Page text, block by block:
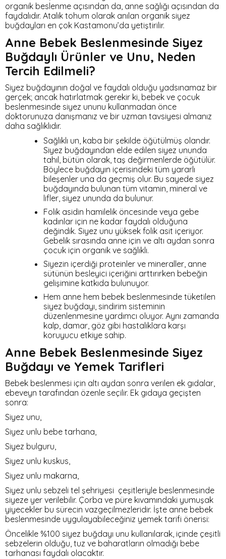
organik beslenme açısından da, anne sağlığı açısından da
faydalıdır. Atalık tohum olarak anılan organik siyez
buğdayları en çok Kastamonu’da yetiştirilir.
Anne Bebek Beslenmesinde Siyez
Buğdaylı Ürünler ve Unu, Neden
Tercih Edilmeli?
Siyez buğdayının doğal ve faydalı olduğu yadsınamaz bir
gerçek; ancak hatırlatmak gerekir ki, bebek ve çocuk
beslenmesinde siyez ununu kullanmadan önce
doktorunuza danışmanız ve bir uzman tavsiyesi almanız
daha sağlıklıdır.
Sağlıklı un, kaba bir şekilde öğütülmüş olandır.
Siyez buğdayından elde edilen siyez ununda
tahıl, bütün olarak, taş değirmenlerde öğütülür.
Böylece buğdayın içerisindeki tüm yararlı
bileşenler una da geçmiş olur. Bu sayede siyez
buğdayında bulunan tüm vitamin, mineral ve
lifler, siyez ununda da bulunur.
Folik asidin hamilelik öncesinde veya gebe
kadınlar için ne kadar faydalı olduğuna
değindik. Siyez unu yüksek folik asit içeriyor.
Gebelik sırasında anne için ve altı aydan sonra
çocuk için organik ve sağlıklı.
Siyezin içerdiği proteinler ve mineraller, anne
sütünün besleyici içeriğini arttırırken bebeğin
gelişimine katkıda bulunuyor.
Hem anne hem bebek beslenmesinde tüketilen
siyez buğdayı, sindirim sisteminin
düzenlenmesine yardımcı oluyor. Aynı zamanda
kalp, damar, göz gibi hastalıklara karşı
koruyucu etkiye sahip.
Anne Bebek Beslenmesinde Siyez
Buğdayı ve Yemek Tarifleri
Bebek beslenmesi için altı aydan sonra verilen ek gıdalar,
ebeveyn tarafından özenle seçilir. Ek gıdaya geçişten
sonra:
Siyez unu,
Siyez unlu bebe tarhana,
Siyez bulguru,
Siyez unlu kuskus,
Siyez unlu makarna,
Siyez unlu sebzeli tel şehriyesi çeşitleriyle beslenmesinde
siyeze yer verilebilir. Çorba ve püre kıvamındaki yumuşak
yiyecekler bu sürecin vazgeçilmezleridir. İşte anne bebek
beslenmesinde uygulayabileceğiniz yemek tarifi önerisi:
Öncelikle %100 siyez buğdayı unu kullanılarak, içinde çeşitli
sebzelerin olduğu, tuz ve baharatların olmadığı bebe
tarhanası faydalı olacaktır.